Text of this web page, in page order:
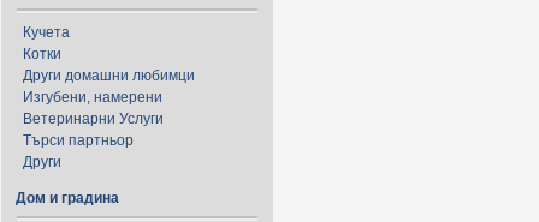
Кучета
Котки
Други домашни любимци
Изгубени, намерени
Ветеринарни Услуги
Търси партньор
Други
Дом и градина